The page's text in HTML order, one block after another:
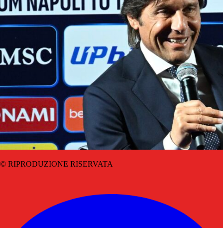
© RIPRODUZIONE RISERVATA